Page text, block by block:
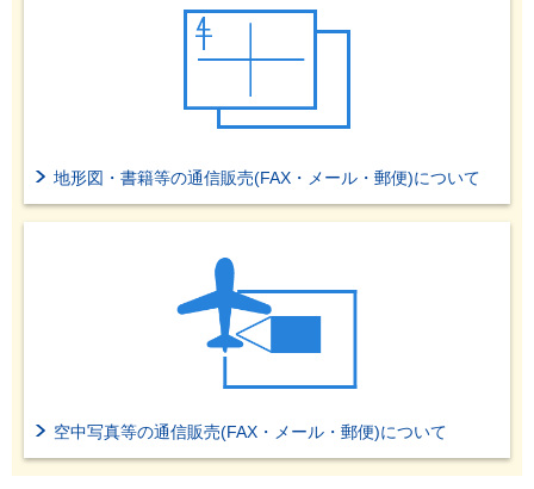
地形図・書籍等の通信販売(FAX・メール・郵便)について
空中写真等の通信販売(FAX・メール・郵便)について